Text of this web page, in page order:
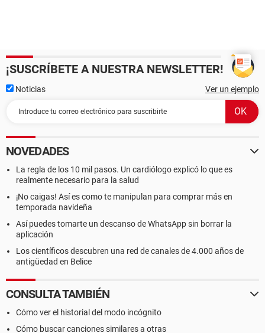
¡SUSCRÍBETE A NUESTRA NEWSLETTER!
Noticias Ver un ejemplo
NOVEDADES
La regla de los 10 mil pasos. Un cardiólogo explicó lo que es
realmente necesario para la salud
¡No caigas! Así es como te manipulan para comprar más en
temporada navideña
Así puedes tomarte un descanso de WhatsApp sin borrar la
aplicación
Los científicos descubren una red de canales de 4.000 años de
antigüedad en Belice
CONSULTA TAMBIÉN
Cómo ver el historial del modo incógnito
Cómo buscar canciones similares a otras